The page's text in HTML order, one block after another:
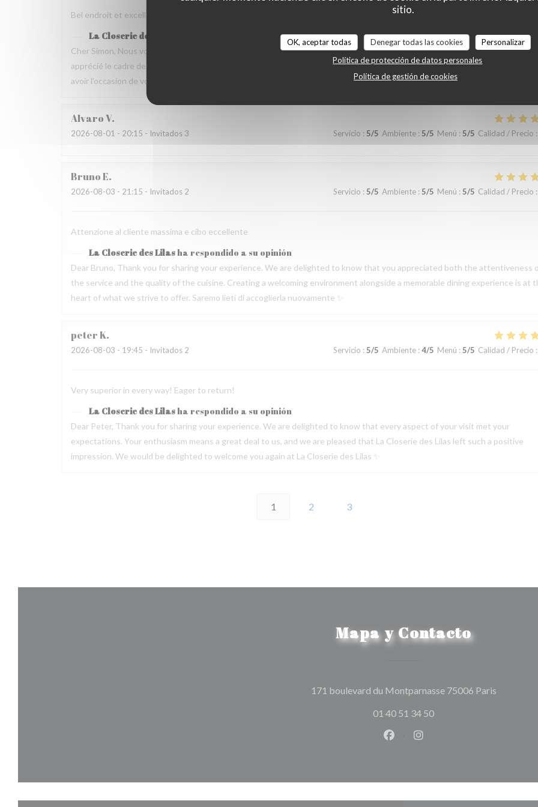
sitio.
OK, aceptar todas Denegar todas las cookies
Personalizar
Política de protección de datos personales
Política de gestión de cookies
Bel endroit et excellente nourriture Mais dommage que le restaurant Bel n’offre aucune flexibilité sur le menu pour les
La Closerie des Lilas ha respondido a su opinión
Cher Simon, Nous vous remercions d’avoir pris le temps de partager votre expérience. Nous sommes heureux que vous ayez
apprécié le cadre de la maison ainsi que la qualité de la cuisine. Nous prenons également note de vos remarques. Nous
avoir l’occasion de vous accueillir de nouveau à La Closerie des Lilas ✨
AlvaroV
2026-08-01 - 20:15 - Invitados 3 Servicio : 5/5 Ambiente: 5/5 Menú : 5/5 Calidad / Precio :
BrunoE
2026-08-03 - 21:15 - Invitados 2 Servicio : 5/5 Ambiente: 5/5 Menú : 5/5 Calidad / Precio :
Attenzione al cliente massima e cibo eccellente
La Closerie des Lilasha respondido a su opinión
Dear Bruno, Thank you for sharing your experience. We are delighted to know that you appreciated both the attentiveness
the service and the quality of the cuisine. Creating a welcoming environment alongside a memorable dining experience is at
heart of what we strive to offer. Saremo lieti di accoglierla nuovamente ✨
peterK
2026-08-03 - 19:45 - Invitados 2 Servicio : 5/5 Ambiente: 4/5 Menú : 5/5 Calidad / Precio :
Very superior in every way! Eager to return!
La Closerie des Lilasha respondido a su opinión
Dear Peter, Thank you for sharing your experience. We are delighted to know that every aspect of your visit met your
expectations. Your enthusiasm means a great deal to us, and we are pleased that La Closerie des Lilas left such a positive
impression. We would be delighted to welcome you again at La Closerie des Lilas ✨
1 2 3
Mapa y Contacto
171 boulevard du Montparnasse 75006 Paris((abre en
01 40 51 34 50
Facebook ((abre en una nueva
Instagram ((abre en una